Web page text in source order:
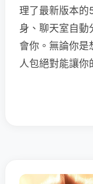
理了最新版本的
身、聊天室自動
會你。無論你是
人包絕對能讓你